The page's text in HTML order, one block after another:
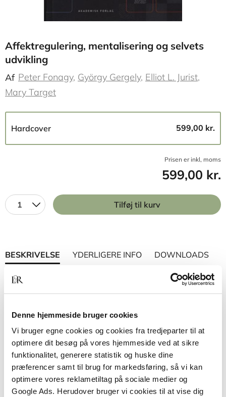
Denne hjemmeside bruger cookies
Vi bruger egne cookies og cookies fra tredjeparter til at
optimere dit besøg på vores hjemmeside ved at sikre
funktionalitet, generere statistik og huske dine
præferencer samt til brug for markedsføring, så vi kan
optimere vores reklametiltag på sociale medier og
Google Ads. Herudover bruger vi cookies til at vise dig
Affektregulering, mentalisering og selvets
udvikling
Af Peter Fonagy György Gergely Elliot L. Jurist
Mary Target
Hardcover 599,00 kr.
Prisen er inkl, moms
599,00 kr.
1 Tilføj til kurv
BESKRIVELSE YDERLIGERE INFO DOWNLOADS
Ligesom deres forgængere René Spitz, Margaret
M. Mahler, John Bowlby og Daniel N. Stern
nyfortolkning og omformulering af vores forståelse
- både hvad angår udvikling af relationer,
tilknytning, kognition og følelser. Forfatterne
fremlægger modeller for psykoterapeutisk praksis,
som muliggør en gradvis tilegnelse af
mentaliseringsfærdigheder - også når det drejer
sig om patienter, som har været massivt udsat for